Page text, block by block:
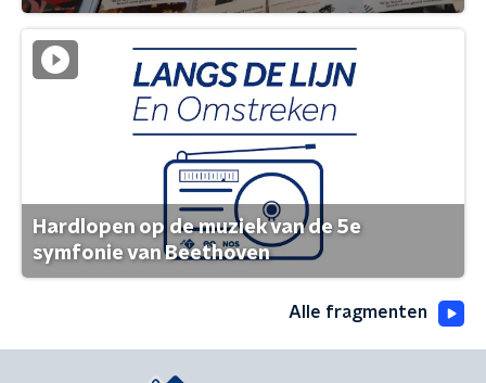
Hardlopen op de muziek van de 5e
symfonie van Beethoven
Alle fragmenten